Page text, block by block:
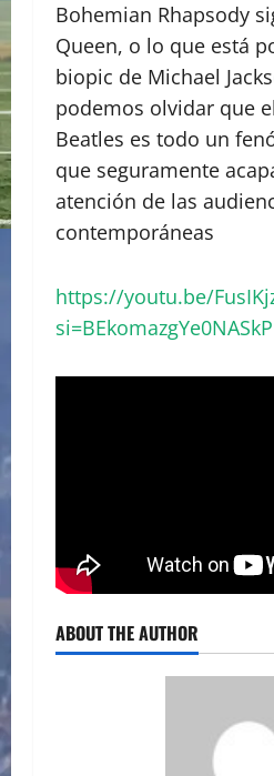
Bohemian Rhapsody
Queen, o lo que está
biopic de Michael
podemos olvidar que
Beatles es todo un
que seguramente
atención de las
contemporáneas
https://youtu.be/
si=BEkomazgYe0NASkP
ABOUT THE AUTHOR